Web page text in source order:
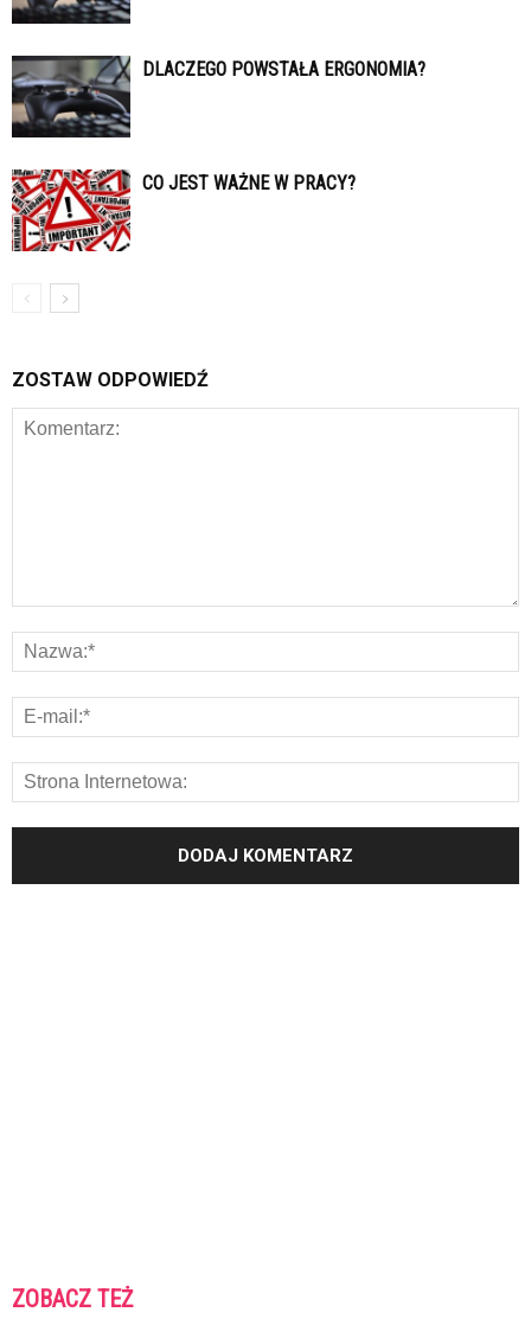
DLACZEGO POWSTAŁA ERGONOMIA?
CO JEST WAŻNE W PRACY?
ZOSTAW ODPOWIEDŹ
ZOBACZ TEŻ